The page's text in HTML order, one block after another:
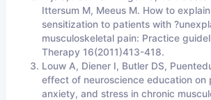
Ittersum M, Meeus M. How to
sensitization to patients with
musculoskeletal pain: Practice
Therapy 16(2011)413-418.
Louw A, Diener I, Butler DS,
effect of neuroscience education on
anxiety, and stress in chronic